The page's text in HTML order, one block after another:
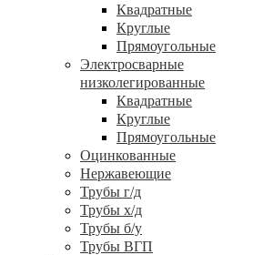
Квадратные
Круглые
Прямоугольные
Электросварные
низколегированные
Квадратные
Круглые
Прямоугольные
Оцинкованные
Нержавеющие
Трубы г/д
Трубы х/д
Трубы б/у
Трубы ВГП